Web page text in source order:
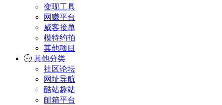
变现工具
网赚平台
威客接单
模特约拍
其他项目
其他分类
社区论坛
网址导航
酷站趣站
邮箱平台